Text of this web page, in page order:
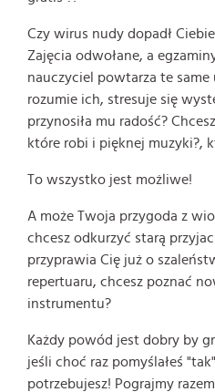
Czy wirus nudy dopadł
Zajęcia odwołane, a
nauczyciel powtarza te
rozumie ich, stresuje się
przynosiła mu radość?
które robi i pięknej muzyki?,
To wszystko jest możliwe!
A może Twoja przygoda z
chcesz odkurzyć starą
przyprawia Cię już o
repertuaru, chcesz poznać
instrumentu?
Każdy powód jest dobry by
jeśli choć raz pomyślałeś
potrzebujesz! Pograjmy